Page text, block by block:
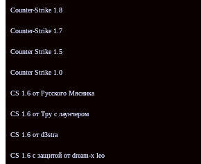
Counter-Strike 1.8
Counter-Strike 1.7
Counter Strike 1.5
Counter Strike 1.0
CS 1.6 от Русского Мясника
CS 1.6 от Tpy с лаунчером
CS 1.6 от d3stra
CS 1.6 с защитой от dream-x leo